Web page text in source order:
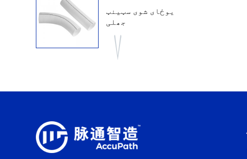
یوځای شوی سټینټ
جھلی
د FEP تودوخې
کمول ټیوب